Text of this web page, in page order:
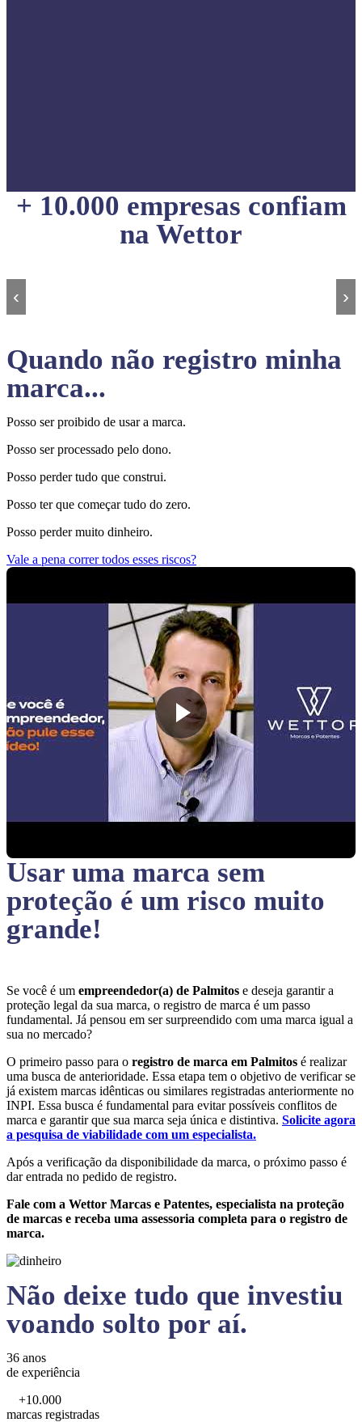
+ 10.000 empresas confiam
na Wettor
‹ ›
Quando não registro minha
marca...
Posso ser proibido de usar a marca.
Posso ser processado pelo dono.
Posso perder tudo que construi.
Posso ter que começar tudo do zero.
Posso perder muito dinheiro.
Vale a pena correr todos esses riscos?
Usar uma marca sem
proteção é um risco muito
grande!
Se você é um empreendedor(a) de Palmitos e deseja garantir a
proteção legal da sua marca, o registro de marca é um passo
fundamental. Já pensou em ser surpreendido com uma marca igual a
sua no mercado?
O primeiro passo para o registro de marca em Palmitos é realizar
uma busca de anterioridade. Essa etapa tem o objetivo de verificar se
já existem marcas idênticas ou similares registradas anteriormente no
INPI. Essa busca é fundamental para evitar possíveis conflitos de
marca e garantir que sua marca seja única e distintiva. Solicite agora
a pesquisa de viabilidade com um especialista.
Após a verificação da disponibilidade da marca, o próximo passo é
dar entrada no pedido de registro.
Fale com a Wettor Marcas e Patentes, especialista na proteção
de marcas e receba uma assessoria completa para o registro de
marca.
Não deixe tudo que investiu
voando solto por aí.
36 anos
de experiência
+10.000
marcas registradas